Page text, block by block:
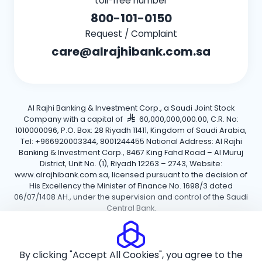
800-101-0150
Request / Complaint
care@alrajhibank.com.sa
Al Rajhi Banking & Investment Corp., a Saudi Joint Stock
Company with a capital of
60,000,000,000.00, C.R. No:
1010000096, P.O. Box: 28 Riyadh 11411, Kingdom of Saudi Arabia,
Tel: +966920003344, 8001244455 National Address: Al Rajhi
Banking & Investment Corp., 8467 King Fahd Road – Al Muruj
District, Unit No. (1), Riyadh 12263 – 2743, Website:
www.alrajhibank.com.sa, licensed pursuant to the decision of
His Excellency the Minister of Finance No. 1698/3 dated
06/07/1408 AH., under the supervision and control of the Saudi
Central Bank.
Privacy PolicyTerms and Conditions
By clicking "Accept All Cookies", you agree to the